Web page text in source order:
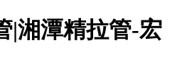
|湘潭精拉管-宏